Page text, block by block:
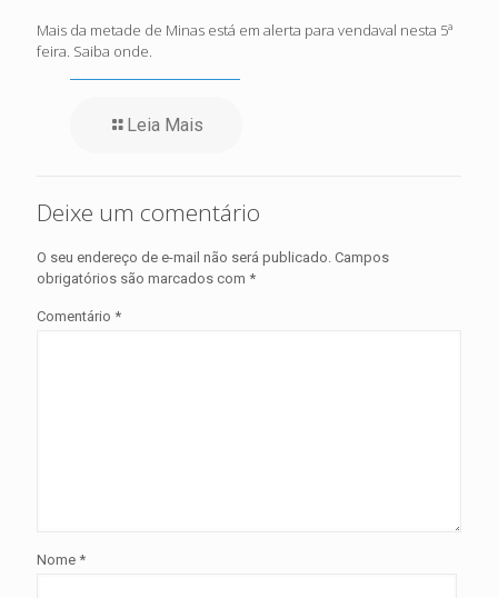
Mais da metade de Minas está em alerta para vendaval nesta 5ª
feira. Saiba onde.
Leia Mais
Deixe um comentário
O seu endereço de e-mail não será publicado. Campos
obrigatórios são marcados com *
Comentário *
Nome *